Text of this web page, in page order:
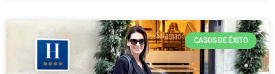
CASOS DE ÉXITO